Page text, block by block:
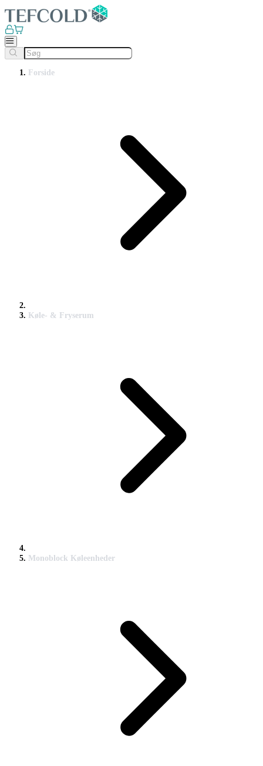
Forside
Køle- & Fryserum
Monoblock Køleenheder